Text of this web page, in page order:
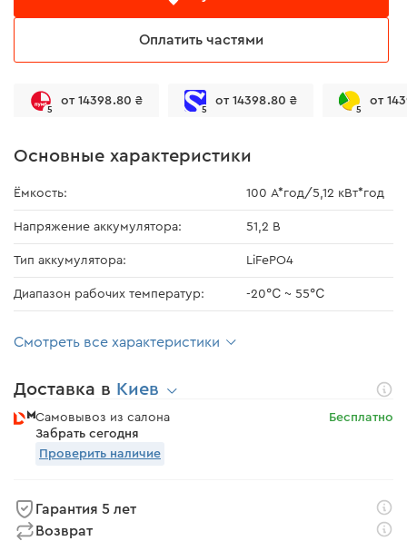
Оплатить частями
5
от 14398.80 ₴
5
от 14398.80 ₴
5
от
Основные характеристики
Ёмкость: 100 А*год/5,12 кВт*год
Напряжение аккумулятора: 51,2 В
Тип аккумулятора: LiFePO4
Диапазон рабочих температур: -20℃ ~ 55℃
Смотреть все характеристики
Доставка в Киев
Самовывоз из салона
Забрать сегодня
Бесплатно
Проверить наличие
Гарантия 5 лет
Возврат